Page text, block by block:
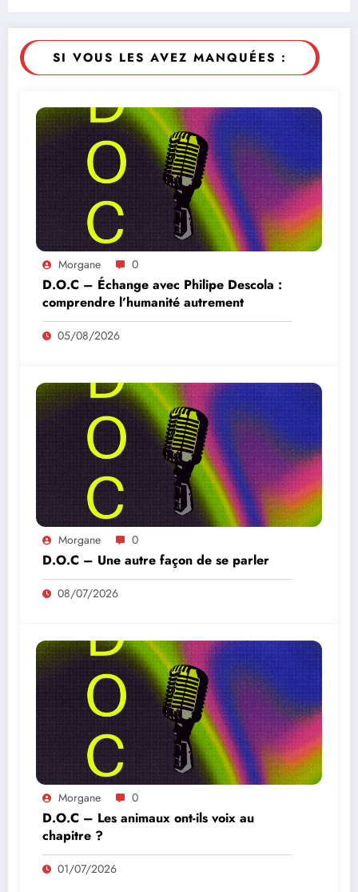
SI VOUS LES AVEZ MANQUÉES :
Morgane 0
D.O.C – Échange avec Philipe Descola :
comprendre l’humanité autrement
05/08/2026
Morgane 0
D.O.C – Une autre façon de se parler
08/07/2026
Morgane 0
D.O.C – Les animaux ont-ils voix au
chapitre ?
01/07/2026